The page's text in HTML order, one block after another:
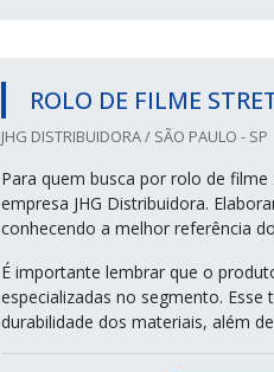
ROLO DE FILME
JHG DISTRIBUIDORA / SÃO PAULO - SP
Para quem busca por rolo de
empresa JHG Distribuidora.
conhecendo a melhor referência
É importante lembrar que o
especializadas no segmento.
durabilidade dos materiais, além